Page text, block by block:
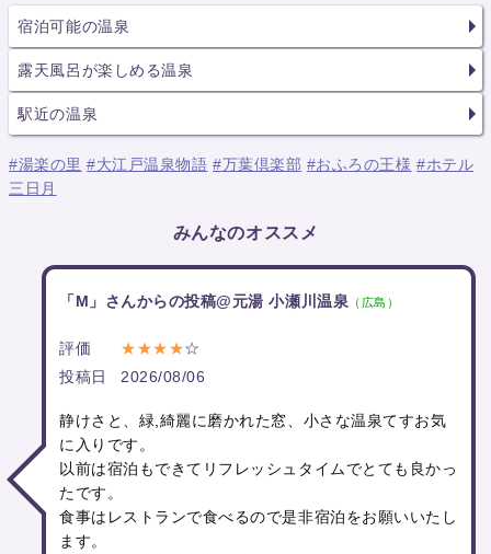
宿泊可能の温泉
露天風呂が楽しめる温泉
駅近の温泉
#湯楽の里 #大江戸温泉物語 #万葉倶楽部 #おふろの王様 #ホテル
三日月
みんなのオススメ
「M」さんからの投稿@元湯 小瀬川温泉 （広島）
評価 ★★★★☆
投稿日
2026/08/06
静けさと、緑,綺麗に磨かれた窓、小さな温泉てすお気
に入りです。
以前は宿泊もできてリフレッシュタイムでとても良かっ
たです。
食事はレストランで食べるので是非宿泊をお願いいたし
ます。